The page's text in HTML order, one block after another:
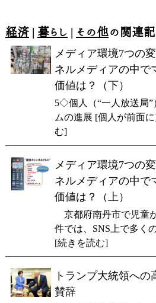
経済| 暮らし | その他の関連
メディア環境7つの
ネルメディアの中で
価値は？（下）
5◇個人（“一人放送局
ムの進展 [個人が前
む]
メディア環境7つの
ネルメディアの中で
価値は？（上）
京都府南丹市で児童
件では、SNS上で多く
[続きを読む]
トランプ大統領へ
賛辞